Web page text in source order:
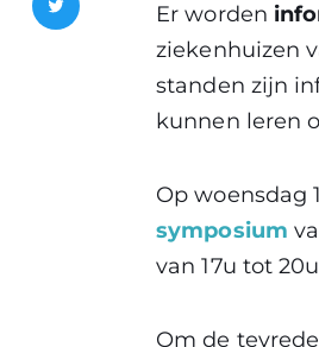
Twitter Er worden
ziekenhuizen
standen zijn
kunnen leren
Op woensdag
symposium
van 17u tot
Om de